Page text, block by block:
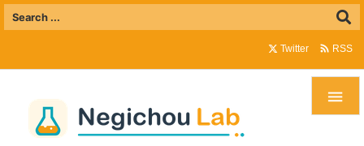

Twitter  RSS